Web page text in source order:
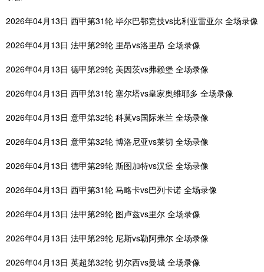
2026年04月13日 西甲第31轮 毕尔巴鄂竞技vs比利亚雷亚尔 全场录像
2026年04月13日 法甲第29轮 里昂vs洛里昂 全场录像
2026年04月13日 德甲第29轮 美因茨vs弗赖堡 全场录像
2026年04月13日 西甲第31轮 塞尔塔vs皇家奥维耶多 全场录像
2026年04月13日 意甲第32轮 科莫vs国际米兰 全场录像
2026年04月13日 意甲第32轮 博洛尼亚vs莱切 全场录像
2026年04月13日 德甲第29轮 斯图加特vs汉堡 全场录像
2026年04月13日 西甲第31轮 马略卡vs巴列卡诺 全场录像
2026年04月13日 法甲第29轮 图卢兹vs里尔 全场录像
2026年04月13日 法甲第29轮 尼斯vs勒阿弗尔 全场录像
2026年04月13日 英超第32轮 切尔西vs曼城 全场录像